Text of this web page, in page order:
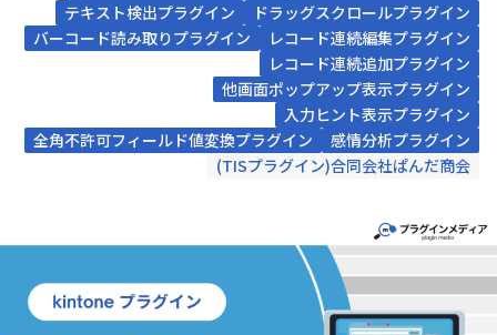
テキスト検出プラグイン
ドラッグスクロールプラグイン
バーコード読み取りプラグイン
レコード連続編集プラグイン
レコード連続追加プラグイン
他画面ポップアップ表示プラグイン
入力ヒント表示プラグイン
全角不許可フィールド値変換プラグイン
感情分析プラグイン
(TISプラグイン)合同会社ぱんだ商会